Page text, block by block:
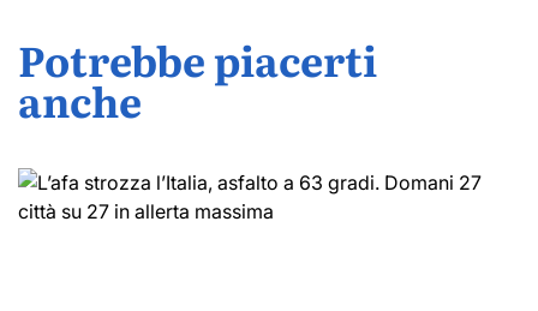
Potrebbe piacerti
anche